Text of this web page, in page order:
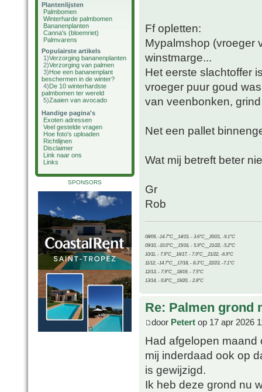
Plantenlijsten
Palmbomen
Winterharde palmbomen
Bananenplanten
Canna's (bloemriet)
Palmvarens
Populairste artikels
1)Verzorging bananenplanten
2)Verzorging van palmen
3)Hoe een bananenplant
beschermen in de winter?
4)De 10 winterhardste
palmbomen ter wereld
5)Zaaien van avocado
Handige pagina's
Exoten adressen
Veel gestelde vragen
Hoe foto's uploaden
Richtlijnen
Disclaimer
Link naar ons
Links
SPONSORS
Ff opletten:
Mypalmshop (vroeger
winstmarge...
Het eerste slachtoffer
vroeger puur goud
van veenbonken,
Net een pallet
Wat mij betreft beter
Gr
Rob
08/09, -14.7°C__14/15, - 3.6°C__20/21, -9.1°C
09/10, -10.0°C__15/16, - 5.9°C__21/22, -5.2°C
10/11, - 7.9°C__16/17, - 7.9°C__21/22, -6.9°C
11/12, -14.7°C__17/18, - 8.3°C__22/23, -7.1°C
12/13, - 7.9°C__18/19, - 7.5°C
13/14, - 0.8°C__19/20, - 2.8°C
Re: Palmen grond
door Petert op 17 apr 2026
Had afgelopen
mij inderdaad ook op
is gewijzigd.
Ik heb deze grond nu